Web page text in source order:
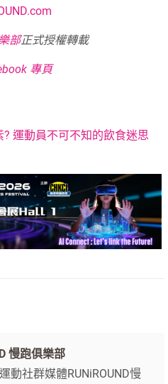
部正式授權轉載
專頁
運動員不可不知的飲食迷思
慢跑俱樂部
動社群媒體RUNiROUND慢